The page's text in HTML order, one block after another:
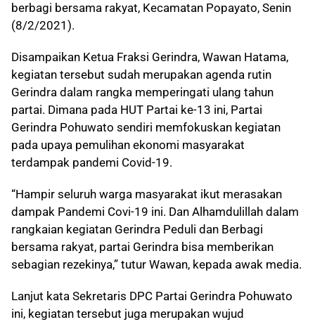
berbagi bersama rakyat, Kecamatan Popayato, Senin
(8/2/2021).
Disampaikan Ketua Fraksi Gerindra, Wawan Hatama,
kegiatan tersebut sudah merupakan agenda rutin
Gerindra dalam rangka memperingati ulang tahun
partai. Dimana pada HUT Partai ke-13 ini, Partai
Gerindra Pohuwato sendiri memfokuskan kegiatan
pada upaya pemulihan ekonomi masyarakat
terdampak pandemi Covid-19.
“Hampir seluruh warga masyarakat ikut merasakan
dampak Pandemi Covi-19 ini. Dan Alhamdulillah dalam
rangkaian kegiatan Gerindra Peduli dan Berbagi
bersama rakyat, partai Gerindra bisa memberikan
sebagian rezekinya,” tutur Wawan, kepada awak media.
Lanjut kata Sekretaris DPC Partai Gerindra Pohuwato
ini, kegiatan tersebut juga merupakan wujud